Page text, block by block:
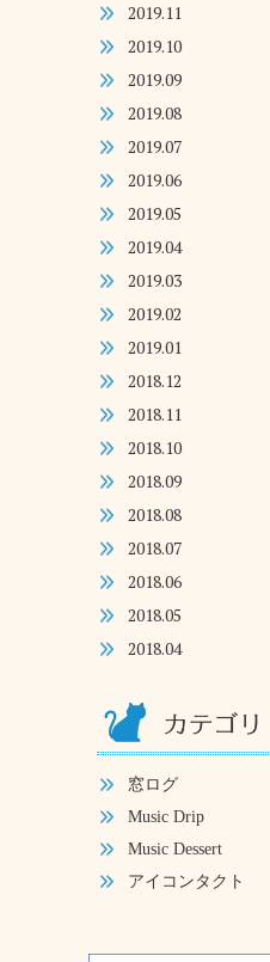
2019.11
2019.10
2019.09
2019.08
2019.07
2019.06
2019.05
2019.04
2019.03
2019.02
2019.01
2018.12
2018.11
2018.10
2018.09
2018.08
2018.07
2018.06
2018.05
2018.04
窓ログ
Music Drip
Music Dessert
アイコンタクト